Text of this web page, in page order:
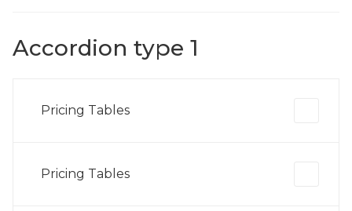
Accordion type 1
Pricing Tables
Pricing Tables